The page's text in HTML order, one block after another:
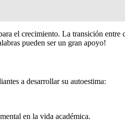
el crecimiento. La transición
pueden ser un gran apoyo!
a desarrollar su autoestima:
en la vida académica.